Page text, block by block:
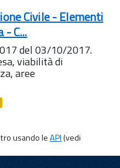
Civile - Elementi
C...
del 03/10/2017.
viabilità di
aree
usando leAPI(vedi